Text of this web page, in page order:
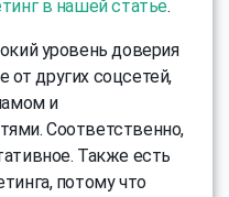
в нашей статье.
уровень доверия
от других соцсетей,
и
Соответственно,
Также есть
потому что